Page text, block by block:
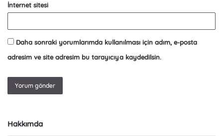
İnternet sitesi
Daha sonraki yorumlarımda kullanılması için adım, e-posta
adresim ve site adresim bu tarayıcıya kaydedilsin.
Hakkımda